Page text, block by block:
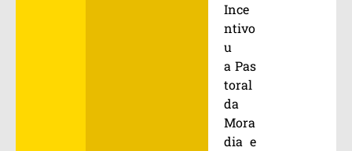
Ince
ntivo
u
a Pas
toral
da
Mora
dia e